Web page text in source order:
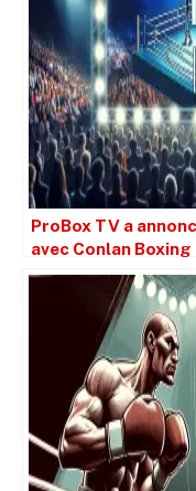
ProBox TV a
avec Conlan
spectacles au